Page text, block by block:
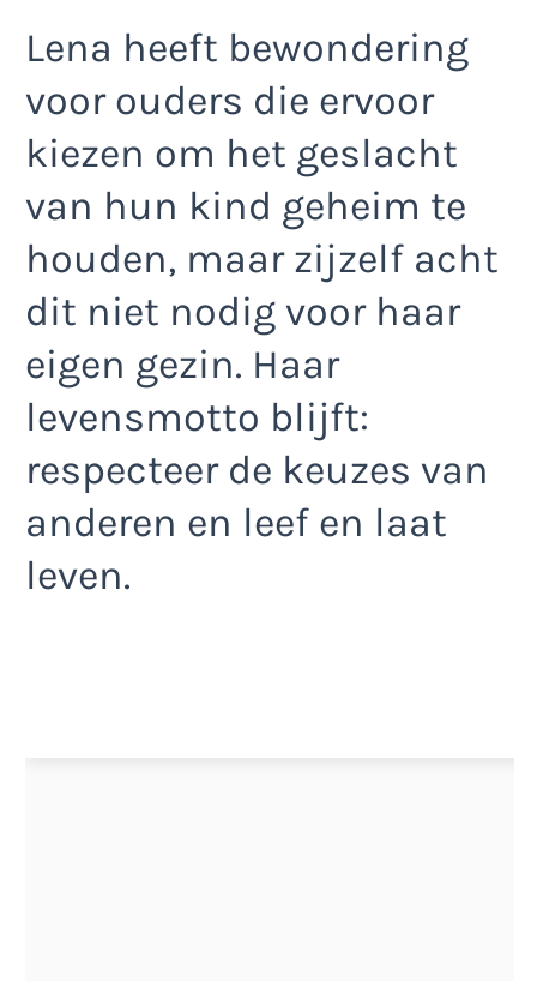
Lena heeft bewondering
voor ouders die ervoor
kiezen om het geslacht
van hun kind geheim te
houden, maar zijzelf acht
dit niet nodig voor haar
eigen gezin. Haar
levensmotto blijft:
respecteer de keuzes van
anderen en leef en laat
leven.